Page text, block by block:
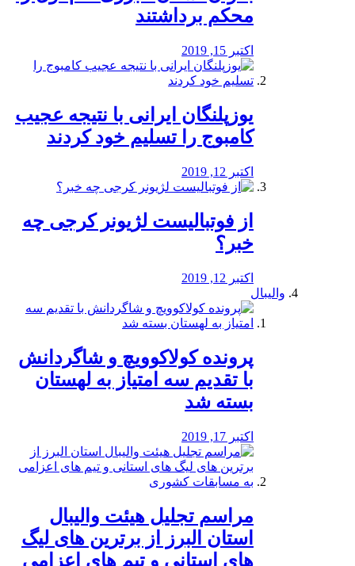
محكم برداشتند
اکتبر 15, 2019
یوزپلنگان ایرانی با نتیجه عجیب
کامبوج را تسلیم خود کردند
اکتبر 12, 2019
از فوتبالیست لژیونر کرجی چه
خبر؟
اکتبر 12, 2019
والیبال
پرونده کولاکوویچ و شاگردانش
با تقدیم سه امتیاز به لهستان
بسته شد
اکتبر 17, 2019
مراسم تجلیل هیئت والیبال
استان البرز از برترین های لیگ
های استانی و تیم های اعزامی